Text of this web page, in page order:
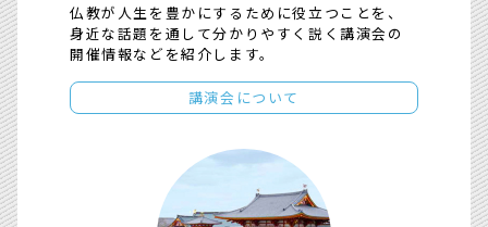
仏教が人生を豊かにするために役立つことを、
身近な話題を通して分かりやすく説く講演会の
開催情報などを紹介します。
講演会について